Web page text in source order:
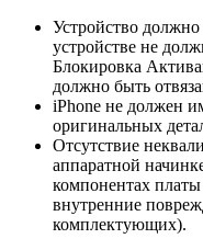
Устройство
устройстве не
Блокировка
должно быть
iPhone не должен
оригинальных
Отсутствие
аппаратной
компонентах
внутренние
комплектующих).